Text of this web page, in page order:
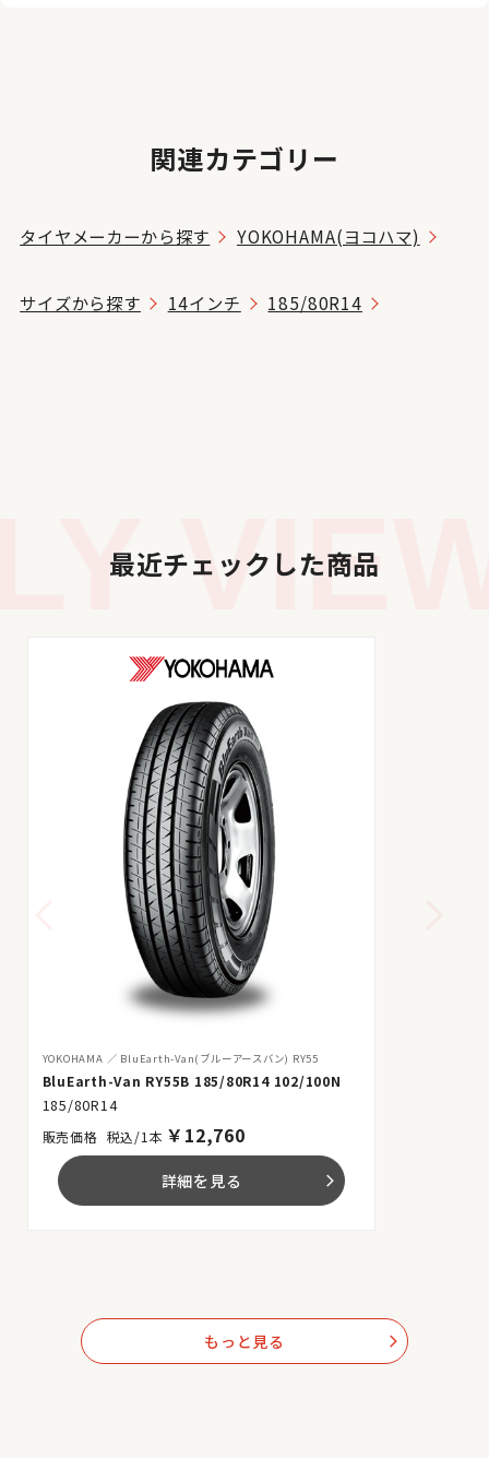
関連カテゴリー
タイヤメーカーから探す YOKOHAMA(ヨコハマ)
サイズから探す 14インチ 185/80R14
最近チェックした商品
YOKOHAMA BluEarth-Van(ブルーアースバン) RY55
BluEarth-Van RY55B 185/80R14 102/100N
185/80R14
税込/1本 ￥ 12,760
詳細を見る arrow_forward_ios
もっと見る arrow_forward_ios